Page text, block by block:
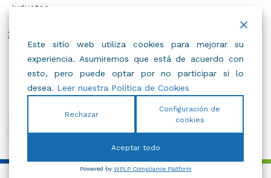
Juguetes
Trabaja con Nosotros
Este sitio web utiliza cookies para mejorar su
experiencia. Asumiremos que está de acuerdo con
esto, pero puede optar por no participar si lo
desea. Leer nuestra Política de Cookies
Rechazar
Configuración de
cookies
Aceptar todo
Powered by WPLP Compliance Platform